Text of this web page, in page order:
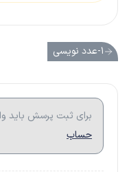
۱-عدد نویسی
برای ثبت پرسش باید
حساب